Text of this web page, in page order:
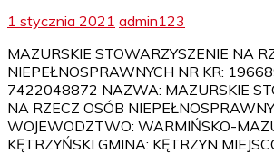
1 stycznia 2021 admin123
MAZURSKIE STOWARZYSZENIE NA
NIEPEŁNOSPRAWNYCH NR KR:
7422048872 NAZWA: MAZURSKIE
NA RZECZ OSÓB
WOJEWODZTWO: WARMIŃSKO-
KĘTRZYŃSKI GMINA: KĘTRZYN